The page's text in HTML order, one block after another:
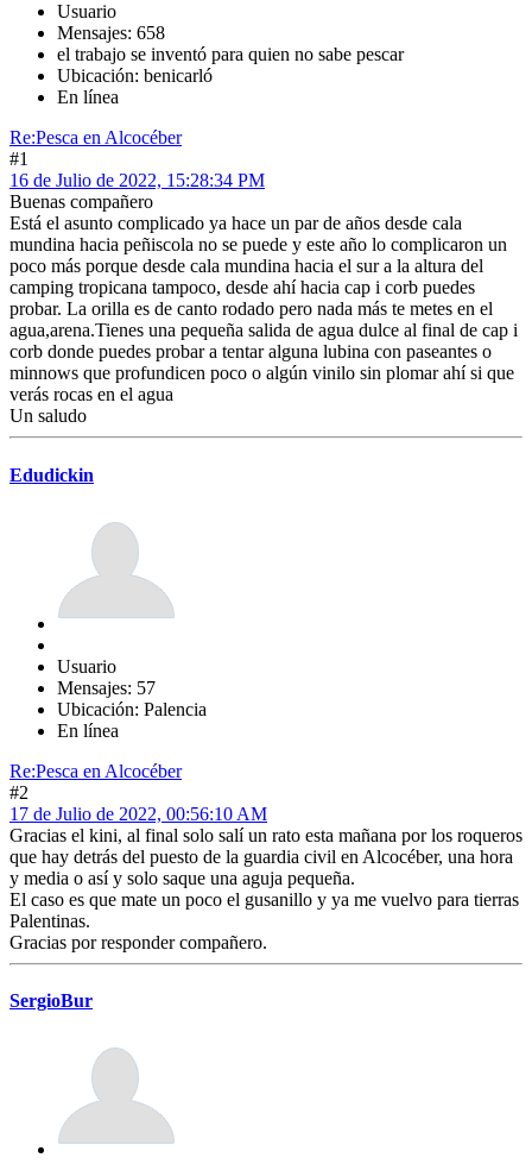
Usuario
Mensajes: 658
el trabajo se inventó para quien no sabe pescar
Ubicación: benicarló
En línea
Re:Pesca en Alcocéber
#1
16 de Julio de 2022, 15:28:34 PM
Buenas compañero
Está el asunto complicado ya hace un par de años desde cala
mundina hacia peñiscola no se puede y este año lo complicaron un
poco más porque desde cala mundina hacia el sur a la altura del
camping tropicana tampoco, desde ahí hacia cap i corb puedes
probar. La orilla es de canto rodado pero nada más te metes en el
agua,arena.Tienes una pequeña salida de agua dulce al final de cap i
corb donde puedes probar a tentar alguna lubina con paseantes o
minnows que profundicen poco o algún vinilo sin plomar ahí si que
verás rocas en el agua
Un saludo
Edudickin
Usuario
Mensajes: 57
Ubicación: Palencia
En línea
Re:Pesca en Alcocéber
#2
17 de Julio de 2022, 00:56:10 AM
Gracias el kini, al final solo salí un rato esta mañana por los roqueros
que hay detrás del puesto de la guardia civil en Alcocéber, una hora
y media o así y solo saque una aguja pequeña.
El caso es que mate un poco el gusanillo y ya me vuelvo para tierras
Palentinas.
Gracias por responder compañero.
SergioBur